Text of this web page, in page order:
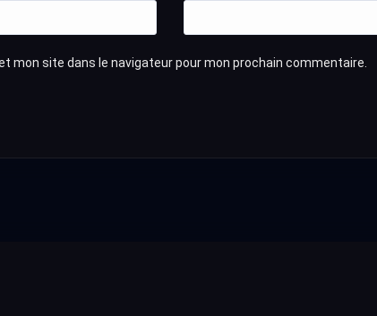
mon site dans le navigateur pour mon prochain commentaire.